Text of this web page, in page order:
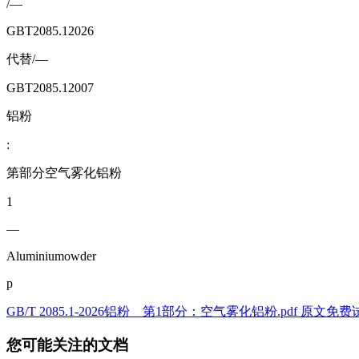
/—
GBT2085.12026
代替/—
GBT2085.12007
铝粉
:
第部分空气雾化铝粉
1
—
Aluminiumowder
p
GB/T 2085.1-2026铝粉 第1部分：空气雾化铝粉.pdf 原文免费
您可能关注的文档